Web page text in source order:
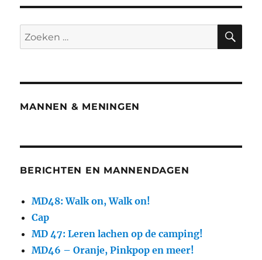
MANNEN & MENINGEN
BERICHTEN EN MANNENDAGEN
MD48: Walk on, Walk on!
Cap
MD 47: Leren lachen op de camping!
MD46 – Oranje, Pinkpop en meer!